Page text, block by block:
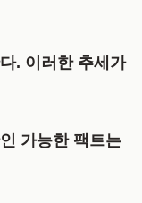
. 이러한 추세가
가능한 팩트는